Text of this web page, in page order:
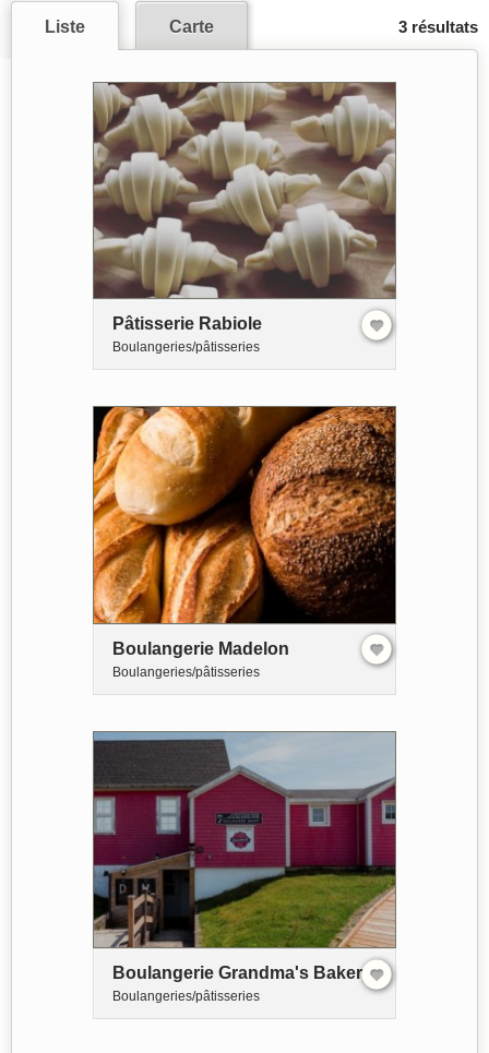
3 résultats
Liste Carte
Pâtisserie Rabiole
Boulangeries/pâtisseries
Boulangerie Madelon
Boulangeries/pâtisseries
Boulangerie Grandma's Bakery
Boulangeries/pâtisseries